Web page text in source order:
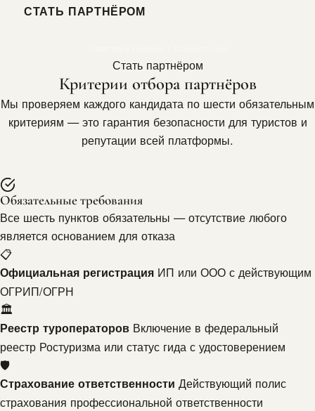
СТАТЬ ПАРТНЁРОМ
Стать партнёром
Критерии отбора партнёров
Мы проверяем каждого кандидата по шести обязательным
критериям — это гарантия безопасности для туристов и
репутации всей платформы.
Обязательные требования
Все шесть пунктов обязательны — отсутствие любого
является основанием для отказа
📋
Официальная регистрация ИП или ООО с действующим
ОГРИП/ОГРН
🏛
Реестр туроператоров Включение в федеральный
реестр Ростуризма или статус гида с удостоверением
🛡
Страхование ответственности Действующий полис
страхования профессиональной ответственности